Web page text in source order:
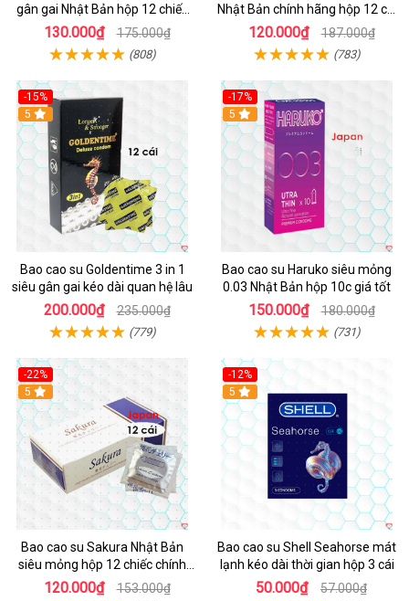
gân gai Nhật Bản hộp 12 chiếc
chất lượng cao
130.000₫ 175.000₫
(808)
Nhật Bản chính hãng hộp 12 cái
an toàn thoải mái
120.000₫ 187.000₫
(783)
-15%
5
Bao cao su Goldentime 3 in 1
siêu gân gai kéo dài quan hệ lâu
200.000₫ 235.000₫
(779)
-17%
5
Bao cao su Haruko siêu mỏng
0.03 Nhật Bản hộp 10c giá tốt
150.000₫ 180.000₫
(731)
-22%
5
Bao cao su Sakura Nhật Bản
siêu mỏng hộp 12 chiếc chính
hãng
120.000₫ 153.000₫
-12%
Hot
5
Bao cao su Shell Seahorse mát
lạnh kéo dài thời gian hộp 3 cái
50.000₫ 57.000₫